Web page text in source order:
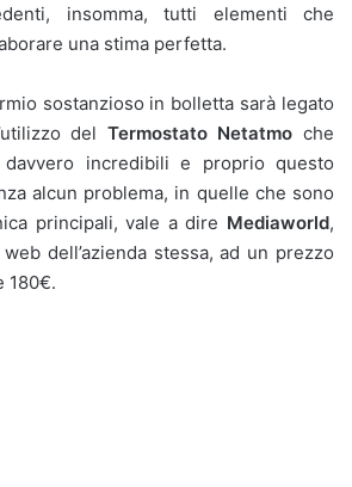
insomma, tutti elementi che
una stima perfetta.
sostanzioso in bolletta sarà legato
del Termostato Netatmo che
davvero incredibili e proprio questo
alcun problema, in quelle che sono
principali, vale a dire Mediaworld,
dell’azienda stessa, ad un prezzo
180€.